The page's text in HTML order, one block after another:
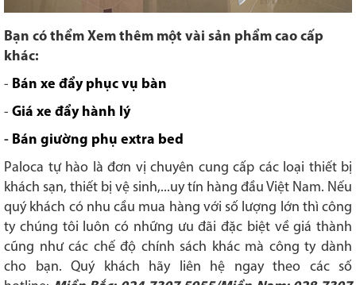
Bạn có thểm Xem thêm một vài sản phẩm cao cấp
khác:
- Bán xe đẩy phục vụ bàn
- Giá xe đẩy hành lý
- Bán giường phụ extra bed
Paloca tự hào là đơn vị chuyên cung cấp các loại thiết bị
khách sạn, thiết bị vệ sinh,...uy tín hàng đầu Việt Nam. Nếu
quý khách có nhu cầu mua hàng với số lượng lớn thì công
ty chúng tôi luôn có những ưu đãi đặc biệt về giá thành
cũng như các chế độ chính sách khác mà công ty dành
cho bạn. Quý khách hãy liên hệ ngay theo các số